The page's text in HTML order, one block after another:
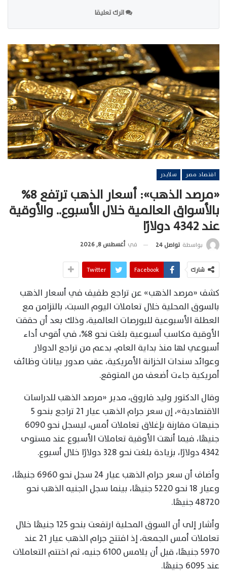
اترك تعليقا
اقتصاد مصر سلايدر
«مرصد الذهب»: أسعار الذهب ترتفع 8%
بالأسواق العالمية خلال الأسبوع.. والأوقية
عند 4342 دولارًا
بواسطة تواصل 24 في أغسطس 8, 2026
شارك Facebook
Twitter
كشف «مرصد الذهب» عن تراجع طفيف في أسعار الذهب
بالسوق المحلية خلال تعاملات اليوم السبت، بالتزامن مع
العطلة الأسبوعية للبورصات العالمية، وذلك بعد أن حققت
الأوقية مكاسب أسبوعية بلغت نحو 8%، في أقوى أداء
أسبوعي لها منذ بداية العام، بدعم من تراجع الدولار
وعوائد سندات الخزانة الأمريكية، عقب صدور بيانات وظائف
أمريكية جاءت أضعف من المتوقع.
وقال الدكتور وليد فاروق، مدير «مرصد الذهب للدراسات
الاقتصادية»، إن سعر جرام الذهب عيار 21 تراجع بنحو 5
جنيهات مقارنة بإغلاق تعاملات أمس، ليسجل نحو 6090
جنيهًا، فيما أنهت الأوقية تعاملات الأسبوع عند مستوى
4342 دولارًا، بزيادة بلغت نحو 328 دولارًا خلال أسبوع.
وأضاف أن سعر جرام الذهب عيار 24 سجل نحو 6960 جنيهًا،
وعيار 18 نحو 5220 جنيهًا، بينما سجل الجنيه الذهب نحو
48720 جنيهًا.
وأشار إلى أن السوق المحلية ارتفعت بنحو 125 جنيهًا خلال
تعاملات أمس الجمعة، إذ افتتح جرام الذهب عيار 21 عند
5970 جنيهًا، قبل أن يلامس 6100 جنيه، ثم اختتم التعاملات
عند 6095 جنيهًا.